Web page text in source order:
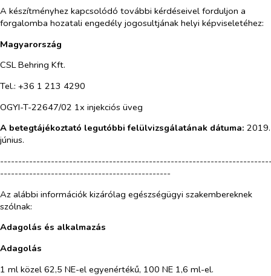
A készítményhez kapcsolódó további kérdéseivel forduljon a
forgalomba hozatali engedély jogosultjának helyi képviseletéhez:
Magyarország
CSL Behring Kft.
Tel.: +36 1 213 4290
OGYI-T-22647/02 1x injekciós üveg
A betegtájékoztató legutóbbi felülvizsgálatának dátuma: 2019.
június.
-----------------------------------------------
Az alábbi információk kizárólag egészségügyi szakembereknek
szólnak:
Adagolás és alkalmazás
Adagolás
1 ml közel 62,5 NE-el egyenértékű, 100 NE 1,6 ml-el.